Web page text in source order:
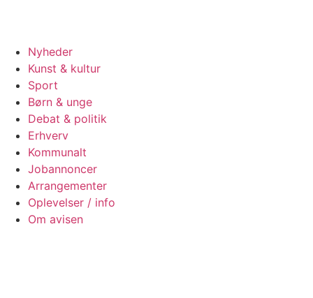
Nyheder
Kunst & kultur
Sport
Børn & unge
Debat & politik
Erhverv
Kommunalt
Jobannoncer
Arrangementer
Oplevelser / info
Om avisen